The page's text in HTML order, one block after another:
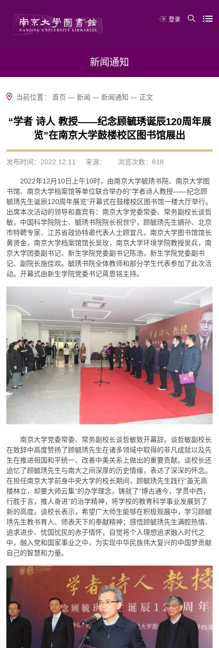
登录
新闻通知
当前位置：首页 —新闻 —新闻通知 — 正文
“学者 诗人 教授——纪念顾毓琇诞辰120周年展
览”在南京大学鼓楼校区图书馆展出
发布时间：2022.12.11 来源： 浏览次数：818
2022年12月10日上午10时，由南京大学毓琇书院、南京大学图
书馆、南京大学档案馆等单位联合举办的“学者诗人教授——纪念顾
毓琇先生诞辰120周年展览”开幕式在鼓楼校区图书馆一楼大厅举行。
出席本次活动的领导和嘉宾有：南京大学党委常委、常务副校长谈哲
敏，中国科学院院士、毓琇书院院长祝世宁，顾毓琇先生嫡孙、北京
市特聘专家、江苏省政协特邀代表人士顾宜凡，南京大学图书馆馆长
黄贤金，南京大学档案馆馆长吴玫，南京大学环境学院教授吴兵，南
京大学团委副书记、新生学院党委副书记陈浩，新生学院党委副书
记、副院长施佳欢。毓琇书院全体教师和部分学生代表参加了此次活
动。开幕式由新生学院党委书记蒋恩铭主持。
南京大学党委常委、常务副校长谈哲敏致开幕辞。谈哲敏副校长
在致辞中高度赞扬了顾毓琇先生在诸多领域中取得的非凡成就以及先
生在推进祖国和平统一、改善中美关系上做出的重要贡献。谈校长还
追忆了顾毓琇先生与南大之间深厚的历史情缘，表达了深深的怀念。
在担任南京大学前身中央大学的校长期间，顾毓琇先生践行“虽无高
楼林立，却要大师云集”的办学理念，铸就了“博古通今，学贯中西，
行胜于言，推人奋进”的治学精神，将学校的教育科学事业发展到了
新的高度。谈校长表示，希望广大师生能够在积极观展中，学习顾毓
琇先生教书育人、师表天下的奉献精神；感悟顾毓琇先生满腔热情、
追求进步、忧国忧民的赤子情怀，自觉将个人理想追求融入时代之
中，融入党和国家事业之中，为实现中华民族伟大复兴的中国梦贡献
自己的智慧和力量。